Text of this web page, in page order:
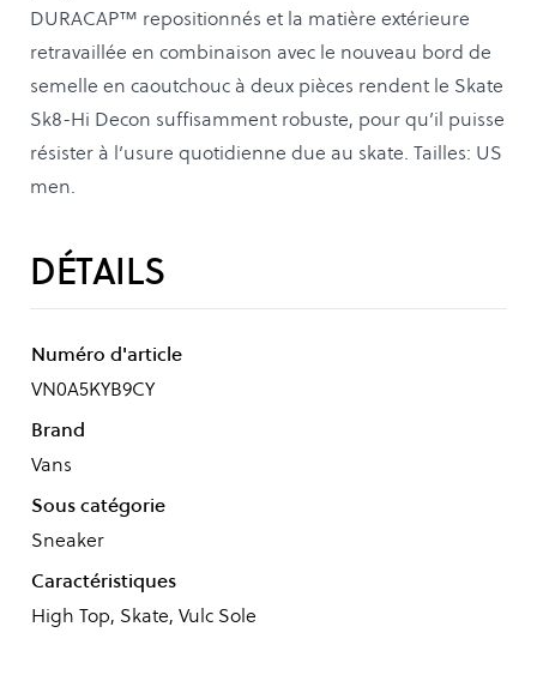
DURACAP™ repositionnés et la matière extérieure
retravaillée en combinaison avec le nouveau bord de
semelle en caoutchouc à deux pièces rendent le Skate
Sk8-Hi Decon suffisamment robuste, pour qu’il puisse
résister à l’usure quotidienne due au skate. Tailles: US
men.
DÉTAILS
Numéro d'article
VN0A5KYB9CY
Brand
Vans
Sous catégorie
Sneaker
Caractéristiques
High Top, Skate, Vulc Sole